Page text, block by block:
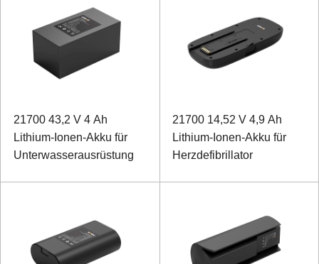
21700 43,2 V 4 Ah
Lithium-Ionen-Akku für
Unterwasserausrüstung
21700 14,52 V 4,9 Ah
Lithium-Ionen-Akku für
Herzdefibrillator